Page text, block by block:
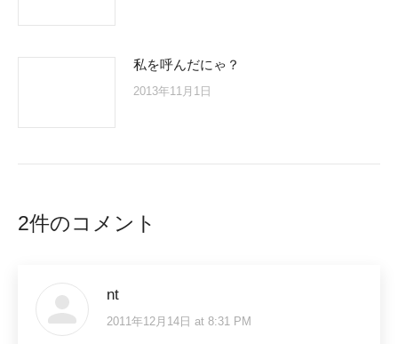
私を呼んだにゃ？
2013年11月1日
2件のコメント
nt
says:
2011年12月14日 at 8:31 PM